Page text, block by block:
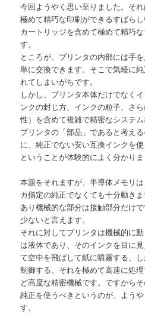
今回ようやく思い至りました。そ
極めて精巧な印刷ができるすばら
カートリッジを含めて極めて精巧
す。
ところが、プリンタの内部には手
単に交換できます。そこで気軽に
れてしまいがちです。
しかし、プリンタ本体だけでなく
ンクの封じ方、インクの粒子、さ
性）を含めて複雑で精密なシステ
プリンタの「部品」であると考え
に、純正でない安い互換インクを
ということが体験的によく分かりま
本題をそれますが、半導体メモリ
カ指定の純正でなくても十分動き
あり機械的な部分は接触部分だけ
少ないと言えます。
それに対してプリンタは機械的に
は液体であり、そのインクを目に
て空中を飛ばして紙に噴霧する、
制御する、それを極めて高速に処
ど高度な精密機械です。ですから
純正を使うべきというのが、よう
す。